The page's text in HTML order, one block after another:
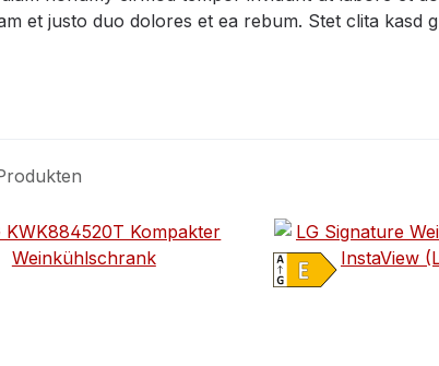
et justo duo dolores et ea rebum. Stet clita